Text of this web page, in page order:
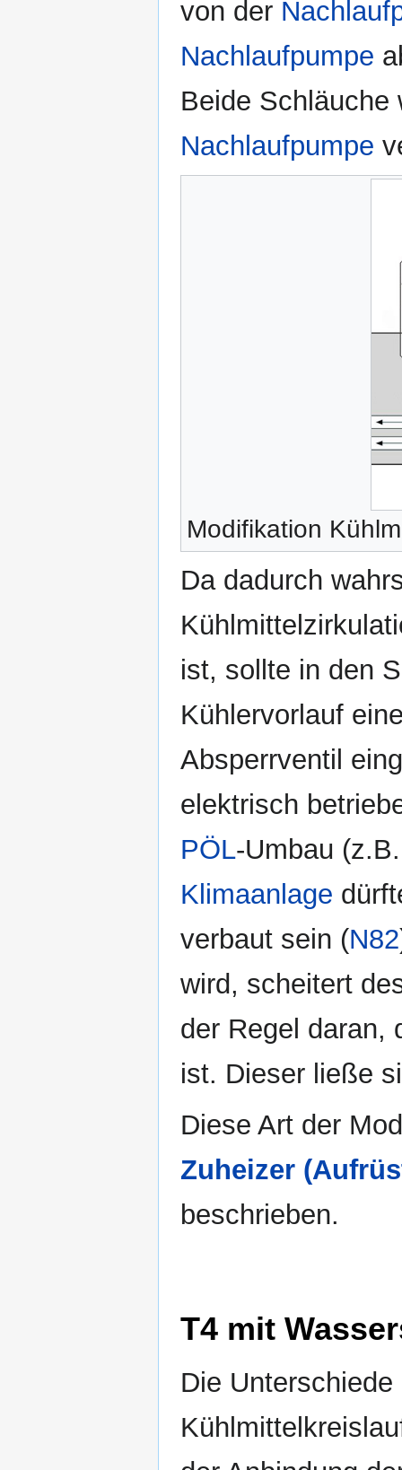
von der
Nachlaufpumpe
Beide Schläuche
Nachlaufpumpe
Modifikation
Da dadurch
ist, sollte in den
Kühlervorlauf
Absperrventil
elektrisch
PÖL-Umbau
Klimaanlage
verbaut sein (N82
wird, scheitert
der Regel daran,
ist. Dieser ließe
Diese Art der
Zuheizer
beschrieben.
T4 mit
Die